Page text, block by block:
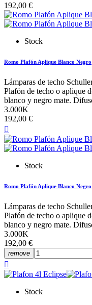
192,00 €
Stock
Romo Plafón Aplique Blanco Negro
Lámparas de techo
Plafón de techo o aplique
blanco y negro mate.
3.000K
192,00 €

Stock
Romo Plafón Aplique Blanco Negro
Lámparas de techo
Plafón de techo o aplique
blanco y negro mate.
3.000K
192,00 €
remove

Stock